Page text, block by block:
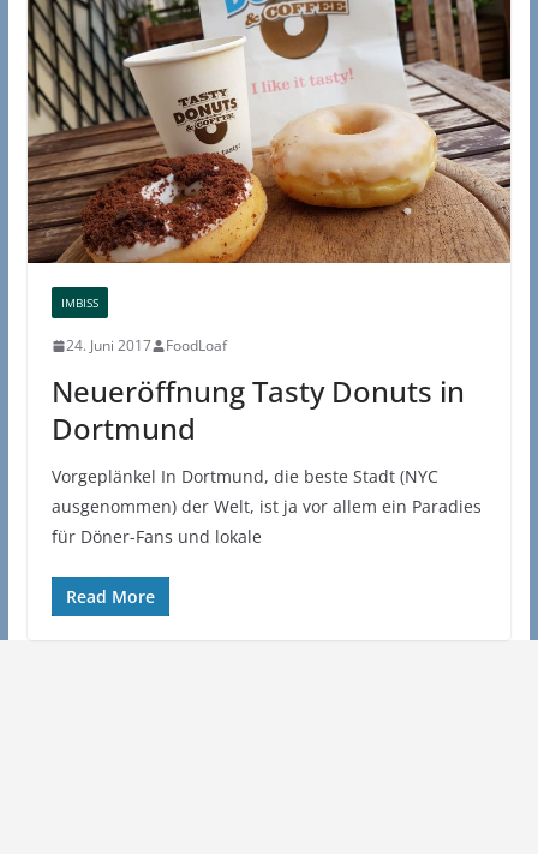
IMBISS
24. Juni 2017 FoodLoaf
Neueröffnung Tasty Donuts in
Dortmund
Vorgeplänkel In Dortmund, die beste Stadt (NYC
ausgenommen) der Welt, ist ja vor allem ein Paradies
für Döner-Fans und lokale
Read More